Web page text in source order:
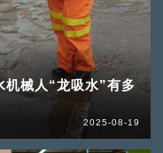
械人“龙吸水”有多
2025-08-19